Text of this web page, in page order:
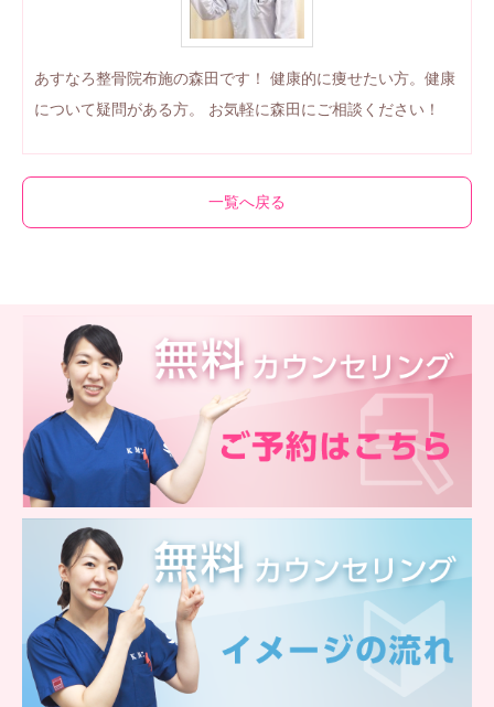
あすなろ整骨院布施の森田です！ 健康的に痩せたい方。健康
について疑問がある方。 お気軽に森田にご相談ください！
一覧へ戻る